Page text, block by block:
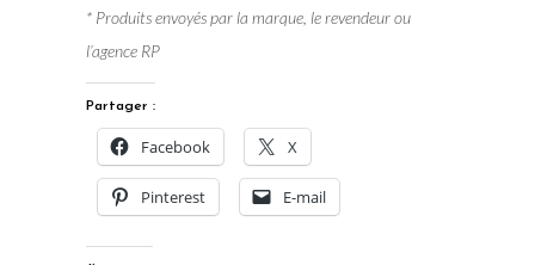
* Produits envoyés par la marque, le revendeur ou
l’agence RP
Partager :
Facebook X
Pinterest E-mail